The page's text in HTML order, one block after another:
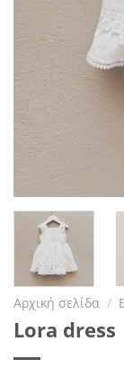
Αρχική σελίδα /
Lora dress